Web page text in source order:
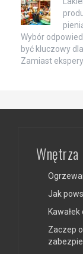
Wybór
być kluczowy
Zamiast
Wnętrza
Jak
Zaczep